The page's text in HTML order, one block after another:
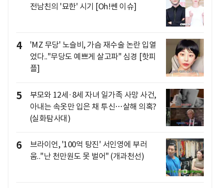
전남친의 '묘한' 시기 [Oh!쎈 이슈]
4
'MZ 무당' 노슬비, 가슴 재수술 논란 입열
었다.."무당도 예쁘게 살고파" 심경 [핫피
플]
5
부모와 12세·8세 자녀 일가족 사망 사건,
아내는 속옷만 입은 채 투신…살해 의혹?
(실화탐사대)
6
브라이언, '100억 탕진' 서인영에 부러
움.."난 천만원도 못 벌어" (개과천선)